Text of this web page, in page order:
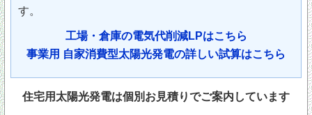
す。
工場・倉庫の電気代削減LPはこちら
事業用 自家消費型太陽光発電の詳しい試算はこちら
住宅用太陽光発電は個別お見積りでご案内しています